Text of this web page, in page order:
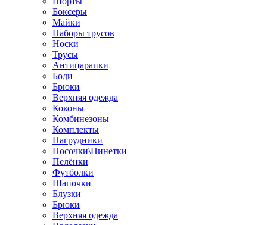
Боксеры
Майки
Наборы трусов
Носки
Трусы
Антицарапки
Боди
Брюки
Верхняя одежда
Коконы
Комбинезоны
Комплекты
Нагрудники
Носочки\Пинетки
Пелёнки
Футболки
Шапочки
Блузки
Брюки
Верхняя одежда